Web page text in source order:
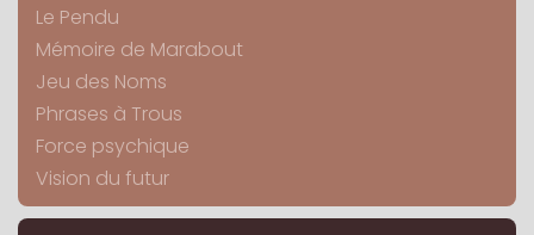
Le Pendu
Mémoire de Marabout
Jeu des Noms
Phrases à Trous
Force psychique
Vision du futur